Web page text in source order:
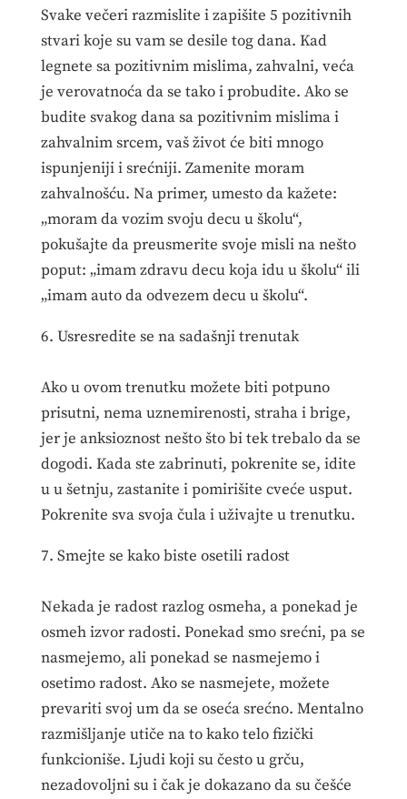
Svake večeri razmislite i zapišite 5 pozitivnih
stvari koje su vam se desile tog dana. Kad
legnete sa pozitivnim mislima, zahvalni, veća
je verovatnoća da se tako i probudite. Ako se
budite svakog dana sa pozitivnim mislima i
zahvalnim srcem, vaš život će biti mnogo
ispunjeniji i srećniji. Zamenite moram
zahvalnošću. Na primer, umesto da kažete:
„moram da vozim svoju decu u školu“,
pokušajte da preusmerite svoje misli na nešto
poput: „imam zdravu decu koja idu u školu“ ili
„imam auto da odvezem decu u školu“.
6. Usresredite se na sadašnji trenutak
Ako u ovom trenutku možete biti potpuno
prisutni, nema uznemirenosti, straha i brige,
jer je anksioznost nešto što bi tek trebalo da se
dogodi. Kada ste zabrinuti, pokrenite se, idite
u u šetnju, zastanite i pomirišite cveće usput.
Pokrenite sva svoja čula i uživajte u trenutku.
7. Smejte se kako biste osetili radost
Nekada je radost razlog osmeha, a ponekad je
osmeh izvor radosti. Ponekad smo srećni, pa se
nasmejemo, ali ponekad se nasmejemo i
osetimo radost. Ako se nasmejete, možete
prevariti svoj um da se oseća srećno. Mentalno
razmišljanje utiče na to kako telo fizički
funkcioniše. Ljudi koji su često u grču,
nezadovoljni su i čak je dokazano da su češće